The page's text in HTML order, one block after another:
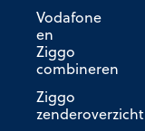
Vodafone
en
Ziggo
combineren
Ziggo
zenderoverzicht